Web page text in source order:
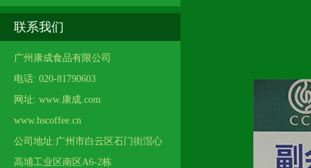
联系我们
广州康成食品有限公司
电话: 020-81790603
网址: www.康成.com
www.hscoffee.cn
公司地址:广州市白云区石门街滘心
高埔工业区南区A6-2栋